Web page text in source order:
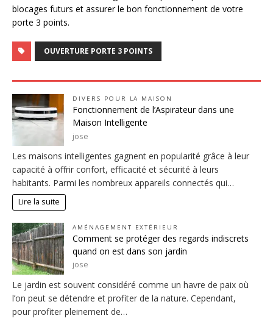
blocages futurs et assurer le bon fonctionnement de votre
porte 3 points.
OUVERTURE PORTE 3 POINTS
DIVERS POUR LA MAISON
Fonctionnement de l’Aspirateur dans une
Maison Intelligente
jose
Les maisons intelligentes gagnent en popularité grâce à leur
capacité à offrir confort, efficacité et sécurité à leurs
habitants. Parmi les nombreux appareils connectés qui…
Lire la suite
AMÉNAGEMENT EXTÉRIEUR
Comment se protéger des regards indiscrets
quand on est dans son jardin
jose
Le jardin est souvent considéré comme un havre de paix où
l’on peut se détendre et profiter de la nature. Cependant,
pour profiter pleinement de…